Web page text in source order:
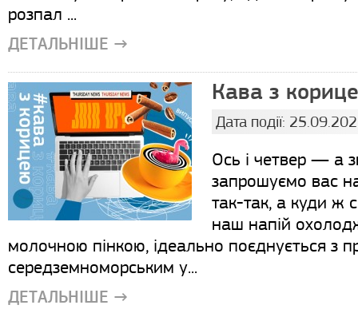
розпал ...
ДЕТАЛЬНІШЕ →
Кава з
Дата події:
Ось і четвер — а
запрошуємо вас
так-так, а куди ж
наш напій
молочною пінкою, ідеально поєднується з
середземноморським у...
ДЕТАЛЬНІШЕ →